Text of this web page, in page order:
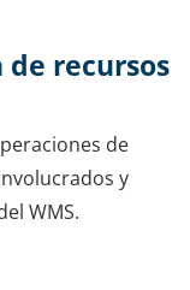
recursos
de
y
WMS.